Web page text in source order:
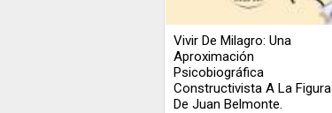
Vivir De Milagro: Una
Aproximación
Psicobiográfica
Constructivista A La Figura
De Juan Belmonte.